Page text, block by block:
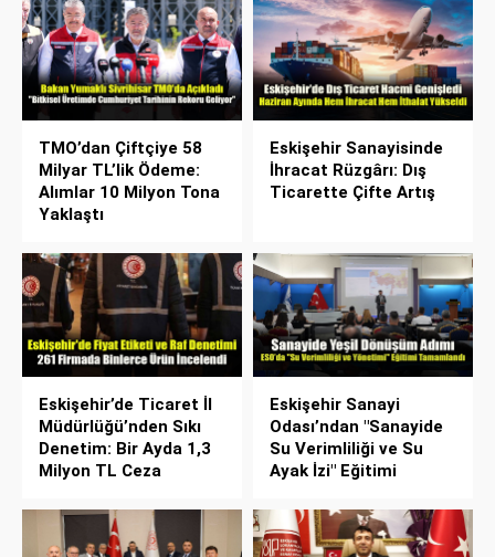
TMO’dan Çiftçiye 58
Milyar TL’lik Ödeme:
Alımlar 10 Milyon Tona
Yaklaştı
Eskişehir Sanayisinde
İhracat Rüzgârı: Dış
Ticarette Çifte Artış
Eskişehir’de Ticaret İl
Müdürlüğü’nden Sıkı
Denetim: Bir Ayda 1,3
Milyon TL Ceza
Eskişehir Sanayi
Odası’ndan "Sanayide
Su Verimliliği ve Su
Ayak İzi" Eğitimi